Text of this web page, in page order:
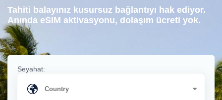
Tahiti balayınız kusursuz bağlantıyı hak ediyor.
Anında eSIM aktivasyonu, dolaşım ücreti yok.
Seyahat: